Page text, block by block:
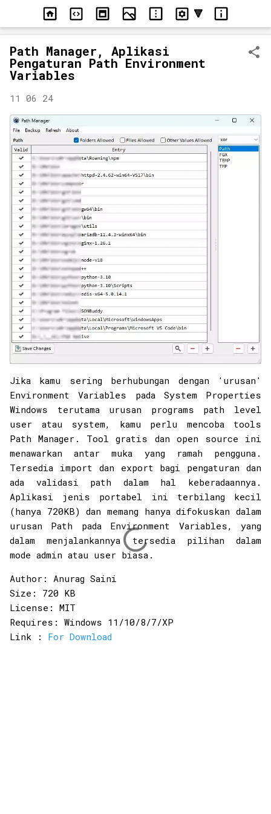
Langsung ke konten utama
Path Manager, Aplikasi
Pengaturan Path Environment
Variables
11 06 24
Jika kamu sering berhubungan dengan 'urusan'
Environment Variables pada System Properties
Windows terutama urusan programs path level
user atau system, kamu perlu mencoba tools
Path Manager. Tool gratis dan open source ini
menawarkan antar muka yang ramah pengguna.
Tersedia import dan export bagi pengaturan dan
ada validasi path dalam hal keberadaannya.
Aplikasi jenis portabel ini terbilang kecil
(hanya 720KB) dan memang hanya difokuskan dalam
urusan Path pada Environment Variables, yang
dalam menjalankannya tersedia pilihan dalam
mode admin atau user biasa.
Author: Anurag Saini
Size: 720 KB
License: MIT
Requires: Windows 11/10/8/7/XP
Link : For Download